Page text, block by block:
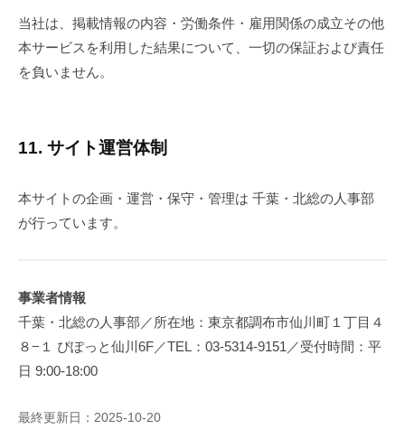
当社は、掲載情報の内容・労働条件・雇用関係の成立その他
本サービスを利用した結果について、一切の保証および責任
を負いません。
11. サイト運営体制
本サイトの企画・運営・保守・管理は 千葉・北総の人事部
が行っています。
事業者情報
千葉・北総の人事部／所在地：東京都調布市仙川町１丁目４
８−１ ぴぽっと仙川6F／TEL：03-5314-9151／受付時間：平
日 9:00-18:00
最終更新日：2025-10-20